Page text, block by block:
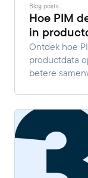
Blog posts
Hoe PIM
in
Ontdek hoe
productdata
betere